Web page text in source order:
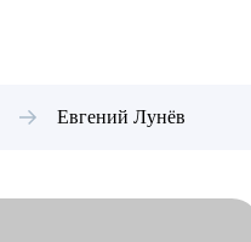
Евгений Лунёв